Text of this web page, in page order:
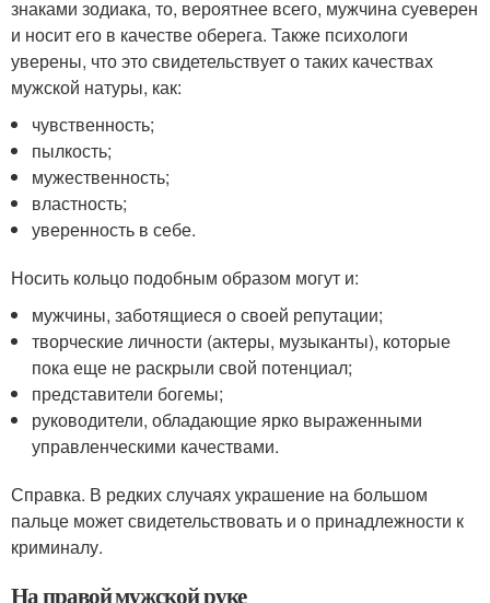
знаками зодиака, то, вероятнее всего, мужчина суеверен
и носит его в качестве оберега. Также психологи
уверены, что это свидетельствует о таких качествах
мужской натуры, как:
чувственность;
пылкость;
мужественность;
властность;
уверенность в себе.
Носить кольцо подобным образом могут и:
мужчины, заботящиеся о своей репутации;
творческие личности (актеры, музыканты), которые
пока еще не раскрыли свой потенциал;
представители богемы;
руководители, обладающие ярко выраженными
управленческими качествами.
Справка. В редких случаях украшение на большом
пальце может свидетельствовать и о принадлежности к
криминалу.
На правой мужской руке